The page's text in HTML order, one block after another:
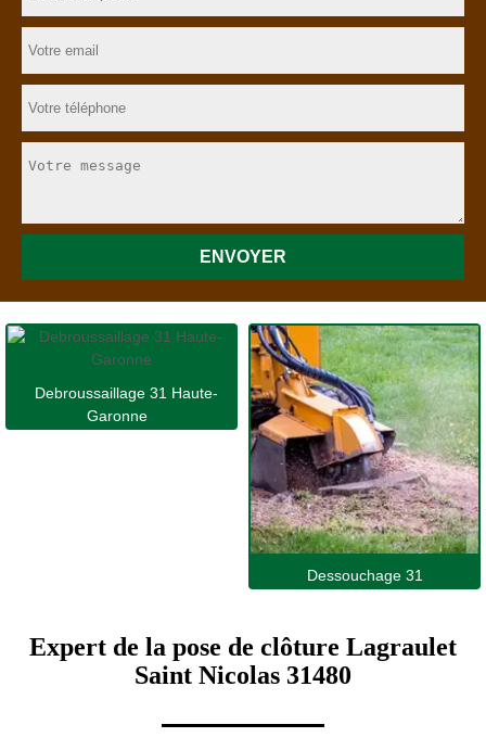
Debroussaillage 31 Haute-
Garonne
Dessouchage 31
Expert de la pose de clôture Lagraulet
Saint Nicolas 31480